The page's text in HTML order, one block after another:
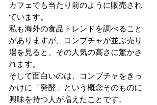
カフェでも当たり前のように販売され
ています。
私も海外の食品トレンドを調べること
がありますが、コンブチャが並ぶ売り
場を見ると、その人気の高さに驚かさ
れます。
そして面白いのは、コンブチャをきっ
かけに「発酵」という概念そのものに
興味を持つ人が増えたことです。